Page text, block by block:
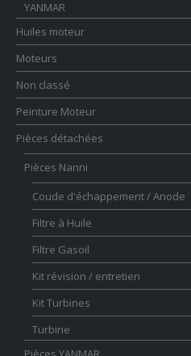
YANMAR
Huiles moteur
Moteurs
Non classé
Peinture Moteur
Pièces détachées
Pièces Nanni
Coude d'échappement / Anode
Filtre à Huile
Filtre Gasoil
Kit révision / entretien
Kit Turbines
Turbine